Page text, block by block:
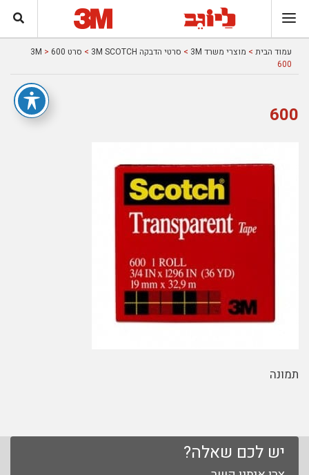
עמוד הבית > מוצרי משרד 3M > סרטי הדבקה 3M SCOTCH > סרט 600 3M
>
600
600
תמונה
יש לכם שאלה?